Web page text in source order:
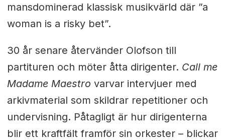
mansdominerad klassisk musikvärld där ”a
woman is a risky bet”.
30 år senare återvänder Olofson till
partituren och möter åtta dirigenter. Call me
Madame Maestro varvar intervjuer med
arkivmaterial som skildrar repetitioner och
undervisning. Påtagligt är hur dirigenterna
blir ett kraftfält framför sin orkester – blickar